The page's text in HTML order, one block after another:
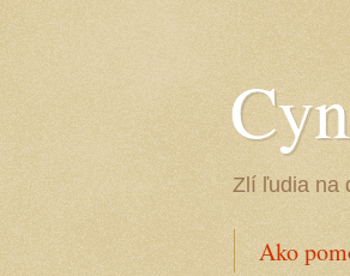
Zlí ľudia na
Ako